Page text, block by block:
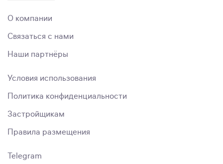
О компании
Связаться с нами
Наши партнёры
Условия использования
Политика конфиденциальности
Застройщикам
Правила размещения
Telegram